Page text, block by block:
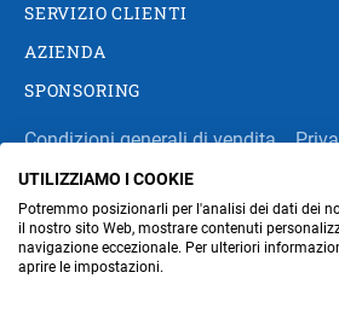
SERVIZIO CLIENTI
AZIENDA
SPONSORING
Condizioni generali di vendita
Impressum
Modifica impostazioni
Amministrazione
UTILIZZIAMO I COOKIE
Potremmo posizionarli per l'analisi dei dati dei
il nostro sito Web, mostrare contenuti
navigazione eccezionale. Per ulteriori
aprire le impostazioni.